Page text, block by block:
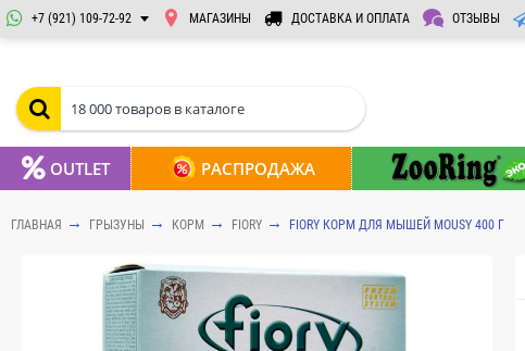
+7 (921) 109-72-92 МАГАЗИНЫ ДОСТАВКА И ОПЛАТА ОТЗЫВЫ
OUTLET РАСПРОДАЖА
ГЛАВНАЯ ГРЫЗУНЫ КОРМ FIORY FIORY КОРМ ДЛЯ МЫШЕЙ MOUSY 400 Г